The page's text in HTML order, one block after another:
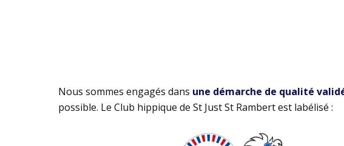
Nous sommes engagés dans une démarche de qualité
possible. Le Club hippique de St Just St Rambert est labélisé :